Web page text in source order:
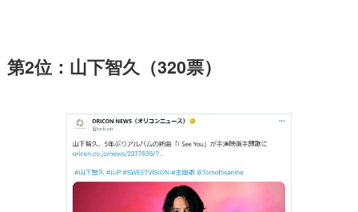
第2位：山下智久（320票）